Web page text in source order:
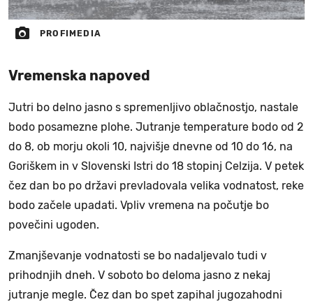
PROFIMEDIA
Vremenska napoved
Jutri bo delno jasno s spremenljivo oblačnostjo, nastale
bodo posamezne plohe. Jutranje temperature bodo od 2
do 8, ob morju okoli 10, najvišje dnevne od 10 do 16, na
Goriškem in v Slovenski Istri do 18 stopinj Celzija. V petek
čez dan bo po državi prevladovala velika vodnatost, reke
bodo začele upadati. Vpliv vremena na počutje bo
povečini ugoden.
Zmanjševanje vodnatosti se bo nadaljevalo tudi v
prihodnjih dneh. V soboto bo deloma jasno z nekaj
jutranje megle. Čez dan bo spet zapihal jugozahodni